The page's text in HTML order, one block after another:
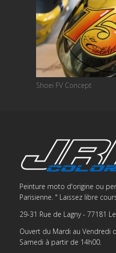
Shoei FV Concept
Peinture moto d'origine ou
Parisienne. " Laissez libre
29-31 Rue de Lagny - 77181
Ouvert du Mardi au Vendredi
Samedi à partir de 14h00.